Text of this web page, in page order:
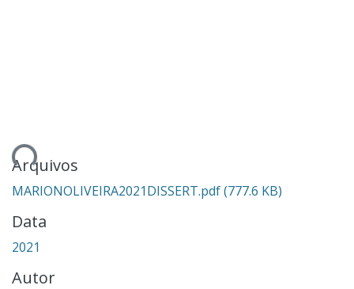
Carregando...
Arquivos
MARIONOLIVEIRA2021DISSERT.pdf(777.6 KB)
Data
2021
Autor